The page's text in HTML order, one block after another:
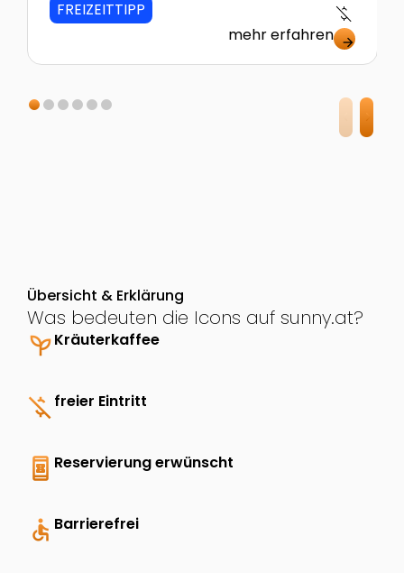
FREIZEITTIPP
money_off
mehr erfahren arrow_forward
Übersicht & Erklärung
Was bedeuten die Icons auf sunny.at?
psychiatryKräuterkaffee
money_off freier Eintritt
book_online Reservierung erwünscht
accessible Barrierefrei